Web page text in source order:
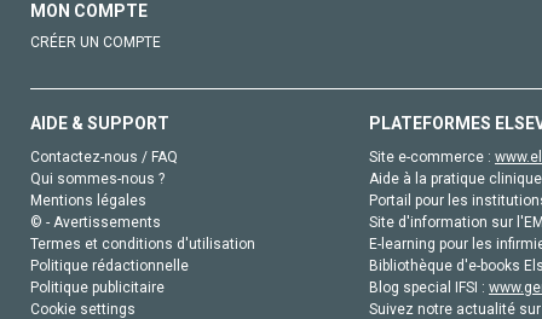
MON COMPTE
CRÉER UN COMPTE
AIDE & SUPPORT
Contactez-nous / FAQ
Qui sommes-nous ?
Mentions légales
© - Avertissements
Termes et conditions d'utilisation
Politique rédactionnelle
Politique publicitaire
Cookie settings
PLATEFORMES
Site e-commerce :
Aide à la pratique
Portail pour les
Site d'information sur
E-learning pour les
Bibliothèque d'e-books
Blog special IFSI :
Suivez notre actualité